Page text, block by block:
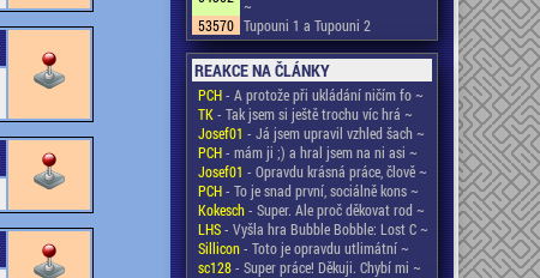
~
53570 Tupouni 1 a Tupouni 2
REAKCE NA ČLÁNKY
PCH- A protože při ukládání ničím fo ~
TK- Tak jsem si ještě trochu víc hrá ~
Josef01 - Já jsem upravil vzhled šach ~
PCH- mám ji ;) a hral jsem na ni asi ~
Josef01 - Opravdu krásná práce, člově ~
PCH- To je snad první, sociálně kons ~
Kokesch- Super. Ale proč děkovat rod ~
LHS- Vyšla hra Bubble Bobble: Lost C ~
Sillicon- Toto je opravdu utlimátní ~
sc128- Super práce! Děkuji. Chybí mi ~